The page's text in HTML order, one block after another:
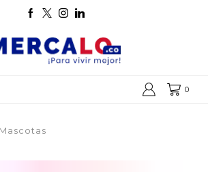
0
Mascotas